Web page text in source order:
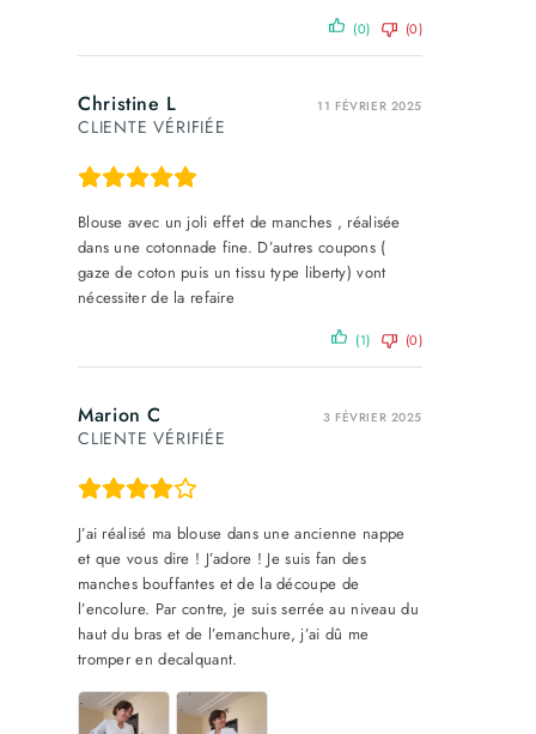
(0) (0)
Christine L
CLIENTE VÉRIFIÉE
11 FÉVRIER 2025
Blouse avec un joli effet de manches , réalisée
dans une cotonnade fine. D’autres coupons (
gaze de coton puis un tissu type liberty) vont
nécessiter de la refaire
(1) (0)
Marion C
CLIENTE VÉRIFIÉE
3 FÉVRIER 2025
J’ai réalisé ma blouse dans une ancienne nappe
et que vous dire ! J’adore ! Je suis fan des
manches bouffantes et de la découpe de
l’encolure. Par contre, je suis serrée au niveau du
haut du bras et de l’emanchure, j’ai dû me
tromper en decalquant.